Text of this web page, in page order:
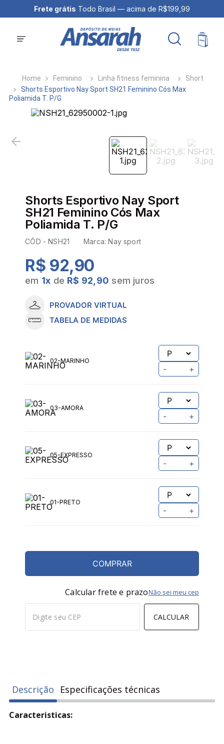
Frete grátis Todo Brasil — acima de R$199,99
Feminino Linha fitness feminina
Short
Shorts Esportivo Nay Sport SH21 Feminino Cós Max
Poliamida T. P/G
Shorts Esportivo Nay Sport
SH21 Feminino Cós Max
Poliamida T. P/G
CÓD -NSH21 Marca:Nay sport
R$ 92,90
em 1x de R$ 92,90 sem juros
PROVADOR VIRTUAL
TABELA DE MEDIDAS
02-MARINHO
- +
03-AMORA
- +
05-EXPRESSO
- +
01-PRETO
- +
COMPRAR
Calcular frete e prazo
CALCULAR
Não sei meu cep
Descrição Especificações técnicas
Caracteristicas: